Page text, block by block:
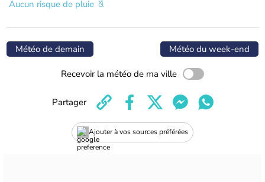
Aucun risque de pluie
Météo de demain Météo du week-end
Recevoir la météo de ma ville
Ajouter à vos sources préférées
Partager